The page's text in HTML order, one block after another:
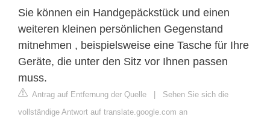
Sie können ein Handgepäckstück und einen
weiteren kleinen persönlichen Gegenstand
mitnehmen , beispielsweise eine Tasche für Ihre
Geräte, die unter den Sitz vor Ihnen passen
muss.
Antrag auf Entfernung der Quelle | Sehen Sie sich die
vollständige Antwort auf translate.google.com an